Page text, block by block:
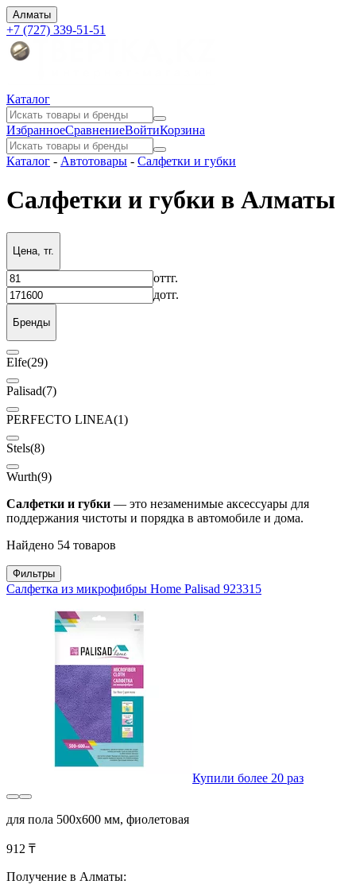
Алматы
+7 (727) 339-51-51
Каталог
ИзбранноеСравнениеВойтиКорзина
Каталог - Автотовары - Салфетки и губки
Салфетки и губки в Алматы
Цена, тг.
оттг.
дотг.
Бренды
Elfe(29)
Palisad(7)
PERFECTO LINEA(1)
Stels(8)
Wurth(9)
Салфетки и губки — это незаменимые аксессуары для
поддержания чистоты и порядка в автомобиле и дома.
Найдено 54 товаров
Фильтры
Салфетка из микрофибры Home Palisad 923315
Купили более 20 раз
для пола 500x600 мм, фиолетовая
912 ₸
Получение в Алматы: